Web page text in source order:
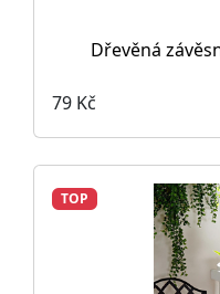
Dřevěná
79 Kč
TOP